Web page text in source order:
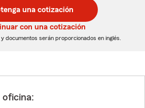
una cotización
con una cotización
documentos serán proporcionados en inglés.
oficina: